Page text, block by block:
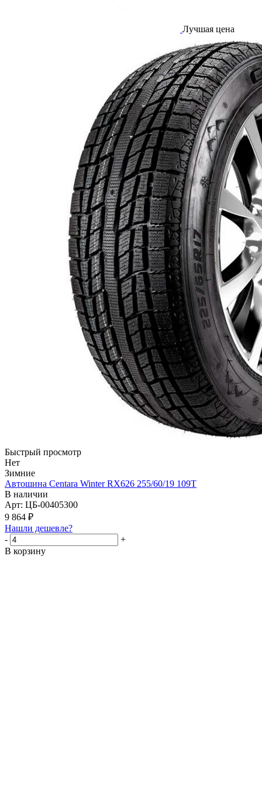
Лучшая цена
Быстрый просмотр
Нет
Зимние
Автошина Centara Winter RX626 255/60/19 109T
В наличии
Арт: ЦБ-00405300
9 864 ₽
Нашли дешевле?
-
+
В корзину